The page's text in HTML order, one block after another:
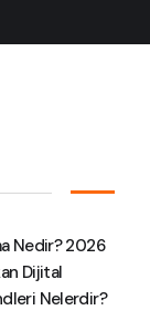
Nedir? 2026
Dijital
Nelerdir?